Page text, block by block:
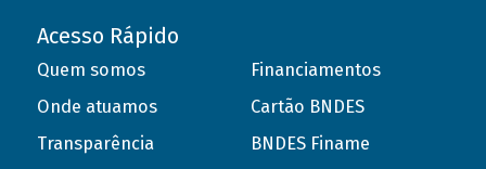
Acesso Rápido
Quem somos
Onde atuamos
Transparência
Financiamentos
Cartão BNDES
BNDES Finame